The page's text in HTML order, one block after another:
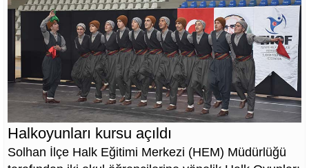
Halkoyunları kursu açıldı
Solhan İlçe Halk Eğitimi Merkezi (HEM) Müdürlüğü